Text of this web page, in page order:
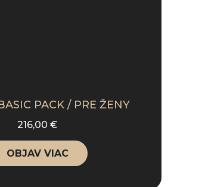
PACK / PRE ŽENY
216,00 €
OBJAV VIAC